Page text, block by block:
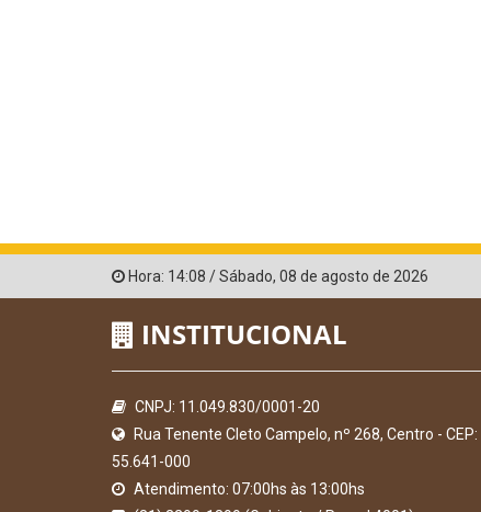
Hora: 14:08 /Sábado, 08 de agosto de 2026
INSTITUCIONAL
CNPJ: 11.049.830/0001-20
Rua Tenente Cleto Campelo, nº 268, Centro - CEP:
55.641-000
Atendimento: 07:00hs às 13:00hs